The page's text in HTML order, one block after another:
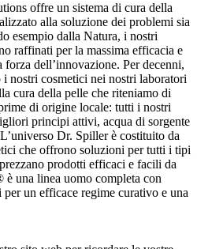
offre un sistema di cura della
alla soluzione dei problemi sia
esempio dalla Natura, i nostri
raffinati per la massima efficacia e
dell’innovazione. Per decenni,
nostri cosmetici nei nostri laboratori
cura della pelle che riteniamo di
di origine locale: tutti i nostri
principi attivi, acqua di sorgente
Dr. Spiller è costituito da
che offrono soluzioni per tutti i tipi
prodotti efficaci e facili da
una linea uomo completa con
un efficace regime curativo e una